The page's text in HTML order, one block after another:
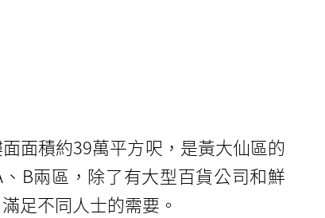
面積約39萬平方呎，是黃大仙區的
B兩區，除了有大型百貨公司和鮮
足不同人士的需要。